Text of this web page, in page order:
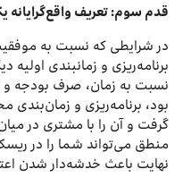
قدم سوم: تعریف واقع‌گرایانه
در شرایطی که نسبت به
برنامه‌ریزی و زمانبندی اولیه
نسبت به زمان، صرف بودجه و
بود، برنامه‌ریزی و زمان‌بندی
گرفت و آن را با مشتری در
منطق می‌تواند شما را در
نهایت باعث خدشه‌دار شدن